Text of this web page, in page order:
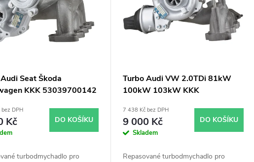
Seat Škoda
KKK 53039700142
132kW 136kW
DPH
Kč DO KOŠÍKU
turbodmychadlo pro
Turbo Audi VW 2.0TDi 81kW
100kW 103kW KKK
7 438 Kč bez DPH
9 000 Kč
Skladem
DO KOŠÍKU
Repasované turbodmychadlo pro